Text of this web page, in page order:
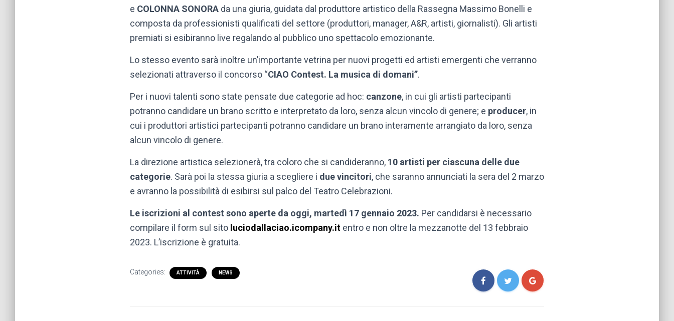
e COLONNA SONORA da una giuria, guidata dal produttore artistico della Rassegna Massimo Bonelli e
composta da professionisti qualificati del settore (produttori, manager, A&R, artisti, giornalisti). Gli artisti
premiati si esibiranno live regalando al pubblico uno spettacolo emozionante.
Lo stesso evento sarà inoltre un’importante vetrina per nuovi progetti ed artisti emergenti che verranno
selezionati attraverso il concorso “CIAO Contest. La musica di domani”.
Per i nuovi talenti sono state pensate due categorie ad hoc: canzone, in cui gli artisti partecipanti
potranno candidare un brano scritto e interpretato da loro, senza alcun vincolo di genere; e producer, in
cui i produttori artistici partecipanti potranno candidare un brano interamente arrangiato da loro, senza
alcun vincolo di genere.
La direzione artistica selezionerà, tra coloro che si candideranno, 10 artisti per ciascuna delle due
categorie. Sarà poi la stessa giuria a scegliere i due vincitori, che saranno annunciati la sera del 2 marzo
e avranno la possibilità di esibirsi sul palco del Teatro Celebrazioni.
Le iscrizioni al contest sono aperte da oggi, martedì 17 gennaio 2023. Per candidarsi è necessario
compilare il form sul sito luciodallaciao.icompany.it entro e non oltre la mezzanotte del 13 febbraio
2023. L’iscrizione è gratuita.
Categories: ATTIVITÀ NEWS